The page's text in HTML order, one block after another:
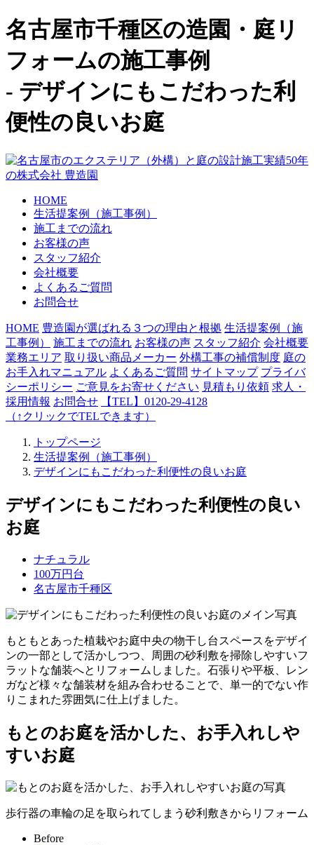
名古屋市千種区の造園・庭リ
フォームの施工事例
- デザインにもこだわった利
便性の良いお庭
HOME
生活提案例（施工事例）
施工までの流れ
お客様の声
スタッフ紹介
会社概要
よくあるご質問
お問合せ
HOME 豊造園が選ばれる３つの理由と根拠 生活提案例（施
工事例）
施工までの流れ お客様の声 スタッフ紹介 会社概要
業務エリア 取り扱い商品メーカー 外構工事の補償制度 庭の
お手入れマニュアル よくあるご質問 サイトマップ プライバ
シーポリシー ご意見をお寄せください 見積もり依頼 求人・
採用情報 お問合せ
【TEL】0120-29-4128
（↑クリックでTELできます）
トップページ
生活提案例（施工事例）
デザインにもこだわった利便性の良いお庭
デザインにもこだわった利便性の良い
お庭
ナチュラル
100万円台
名古屋市千種区
もともとあった植栽やお庭中央の物干し台スペースをデザイ
ンの一部として活かしつつ、周囲の砂利敷を掃除しやすいフ
ラットな舗装へとリフォームしました。石張りや平板、レン
ガなど様々な舗装材を組み合わせることで、単一的でない作
りこまれた雰囲気に仕上げました。
もとのお庭を活かした、お手入れしや
すいお庭
歩行器の車輪の足を取られてしまう砂利敷きからリフォーム
Before